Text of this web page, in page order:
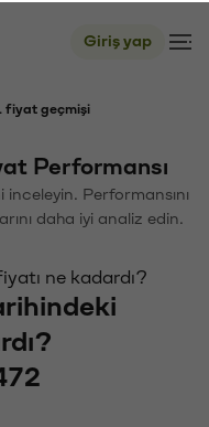
Giriş yap
fiyat geçmişi
Performansı
Performansını
daha iyi analiz edin.
ne kadardı?